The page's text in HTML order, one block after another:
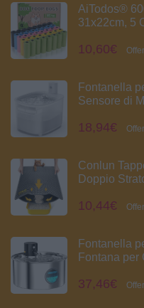
AiTodos®
31x22cm, 5
profumo,
10,60€
Fontanella
Sensore di
Ricaricabile
18,94€
Conlun
Doppio
Lettiera
10,44€
Fontanella
Fontana per
37,46€